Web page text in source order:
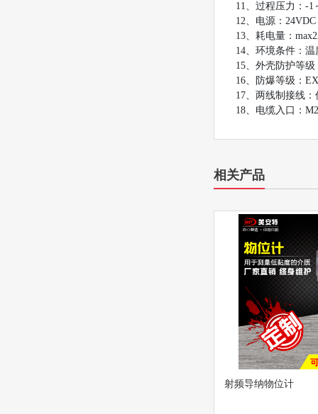
11、过程压力：-1
12、电源：
13、耗电量：
14、环境条件：
15、外壳防护等
16、防爆等级：
17、两线制接线
18、电缆入口：
相关产品
射频导纳物位计